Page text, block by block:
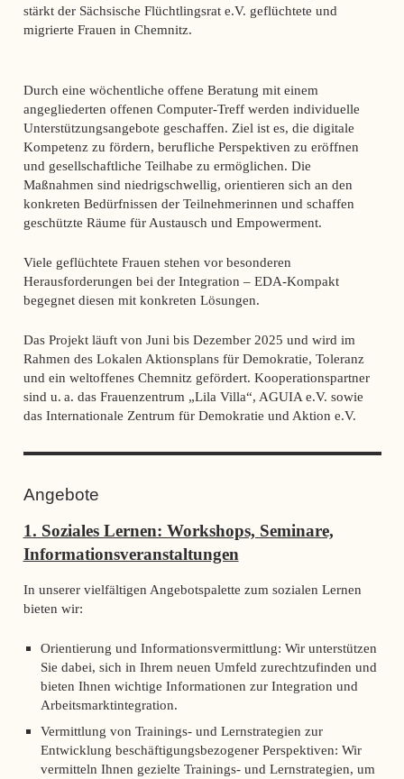
stärkt der Sächsische Flüchtlingsrat e.V. geflüchtete und
migrierte Frauen in Chemnitz.
Durch eine wöchentliche offene Beratung mit einem
angegliederten offenen Computer-Treff werden individuelle
Unterstützungsangebote geschaffen. Ziel ist es, die digitale
Kompetenz zu fördern, berufliche Perspektiven zu eröffnen
und gesellschaftliche Teilhabe zu ermöglichen. Die
Maßnahmen sind niedrigschwellig, orientieren sich an den
konkreten Bedürfnissen der Teilnehmerinnen und schaffen
geschützte Räume für Austausch und Empowerment.
Viele geflüchtete Frauen stehen vor besonderen
Herausforderungen bei der Integration – EDA-Kompakt
begegnet diesen mit konkreten Lösungen.
Das Projekt läuft von Juni bis Dezember 2025 und wird im
Rahmen des Lokalen Aktionsplans für Demokratie, Toleranz
und ein weltoffenes Chemnitz gefördert. Kooperationspartner
sind u. a. das Frauenzentrum „Lila Villa“, AGUIA e.V. sowie
das Internationale Zentrum für Demokratie und Aktion e.V.
Angebote
1. Soziales Lernen: Workshops, Seminare,
Informationsveranstaltungen
In unserer vielfältigen Angebotspalette zum sozialen Lernen
bieten wir:
Orientierung und Informationsvermittlung: Wir unterstützen
Sie dabei, sich in Ihrem neuen Umfeld zurechtzufinden und
bieten Ihnen wichtige Informationen zur Integration und
Arbeitsmarktintegration.
Vermittlung von Trainings- und Lernstrategien zur
Entwicklung beschäftigungsbezogener Perspektiven: Wir
vermitteln Ihnen gezielte Trainings- und Lernstrategien, um